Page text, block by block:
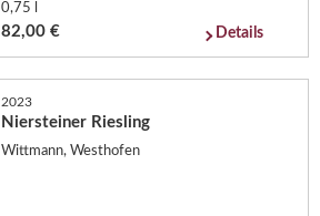
0,75 l
82,00 € Details
2023
Niersteiner Riesling
Wittmann, Westhofen